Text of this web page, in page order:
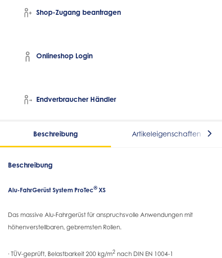
Beschreibung Artikeleigenschaften
Beschreibung
Alu-FahrGerüst System ProTec®XS
Das massive Alu-Fahrgerüst für anspruchsvolle Anwendungen mit
höhenverstellbaren, gebremsten Rollen.
· TÜV-geprüft, Belastbarkeit 200 kg/m2 nach DIN EN 1004-1
Shop-Zugang beantragen
Onlineshop Login
Endverbraucher Händler